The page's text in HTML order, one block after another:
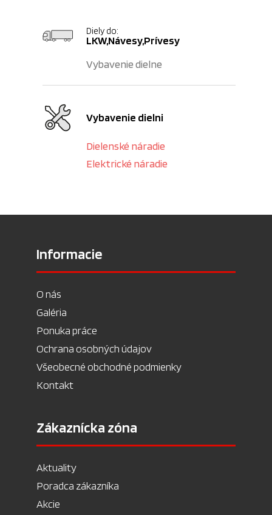
Diely do:
LKW,Návesy,Prívesy
Vybavenie dielne
Vybavenie dielni
Dielenské náradie
Elektrické náradie
Informacie
O nás
Galéria
Ponuka práce
Ochrana osobných údajov
Všeobecné obchodné podmienky
Kontakt
Zákaznícka zóna
Aktuality
Poradca zákazníka
Akcie